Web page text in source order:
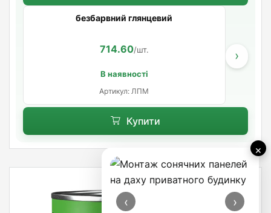
×
‹ ›
безбарвний глянцевий
714.60/шт.
В наявності
Артикул: ЛПМ
›
Купити